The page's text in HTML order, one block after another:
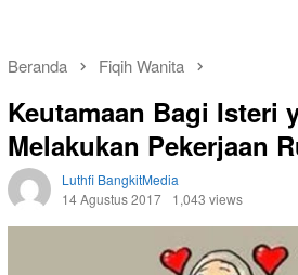
Beranda Fiqih Wanita
Keutamaan Bagi Isteri
Melakukan Pekerjaan
Luthfi BangkitMedia
14 Agustus 2017
1,043 views